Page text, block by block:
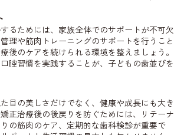
るためには、家族全体でのサポートが不可欠
理や筋肉トレーニングのサポートを行うこと
後のケアを続けられる環境を整えましょう。
腔習慣を実践することが、子どもの歯並びを
目の美しさだけでなく、健康や成長にも大き
正治療後の後戻りを防ぐためには、リテーナ
の筋肉のケア、定期的な歯科検診が重要で